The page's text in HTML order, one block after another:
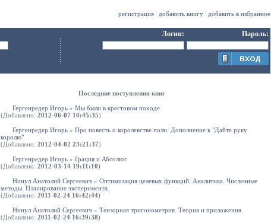
регистрация добавить книгу добавить в избранное
Логин: Пароль:
Последние поступления книг
Гергенредер Игорь » Мы были в крестовом походе
(Добавлено: 2012-06-07 10:45:35)
Гергенредер Игорь » Про повесть о королевстве поли. Дополнение к "Дайте руку
королю"
(Добавлено: 2012-04-02 23:21:37)
Гергенредер Игорь » Грация и Абсолют
(Добавлено: 2012-03-14 19:11:10)
Нинул Анатолий Сергеевич » Оптимизация целевых функций. Аналитика. Численные
методы. Планирование эксперимента.
(Добавлено: 2011-02-24 16:42:44)
Нинул Анатолий Сергеевич » Тензорная тригонометрия. Теория и приложения.
(Добавлено: 2011-02-24 16:39:38)